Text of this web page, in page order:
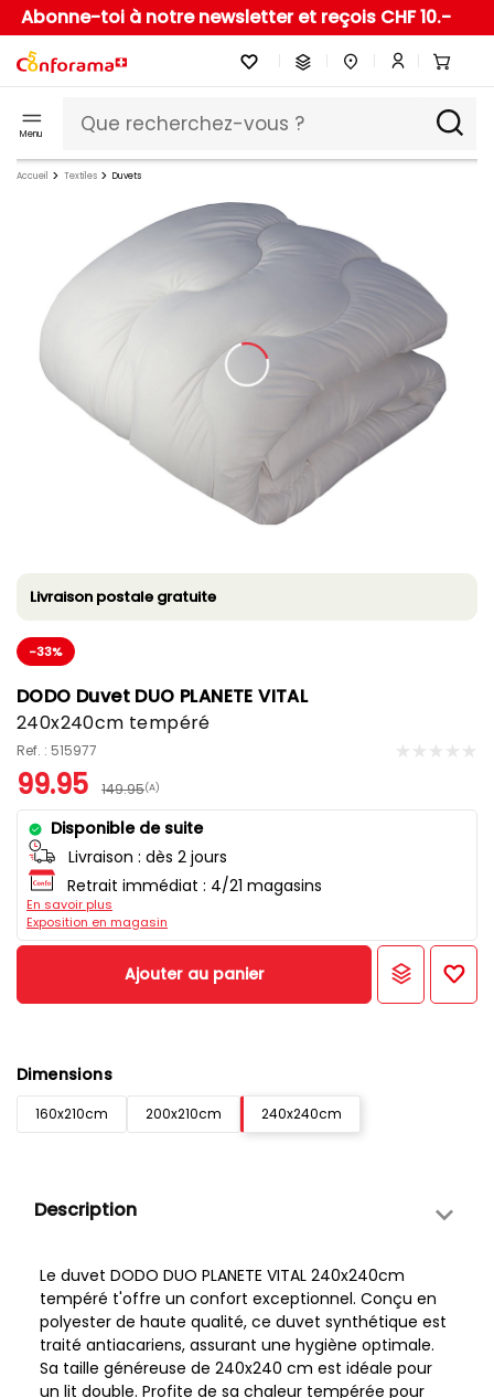
Abonne-toi à notre newsletter et reçois CHF 10.-
Menu
Accueil Textiles Duvets
Livraison postale gratuite
-33%
DODO Duvet DUO PLANETE VITAL
240x240cm tempéré
Ref. : 515977
99.95 149.95(A)
Disponible de suite
Livraison : dès 2 jours
Retrait immédiat : 4/21 magasins
En savoir plus
Exposition en magasin
Ajouter au panier
Dimensions
160x210cm 200x210cm 240x240cm
Description
Le duvet DODO DUO PLANETE VITAL 240x240cm
tempéré t'offre un confort exceptionnel. Conçu en
polyester de haute qualité, ce duvet synthétique est
traité antiacariens, assurant une hygiène optimale.
Sa taille généreuse de 240x240 cm est idéale pour
un lit double. Profite de sa chaleur tempérée pour